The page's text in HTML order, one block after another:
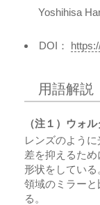
Yoshihisa
DOI：
用語解説
（注１）ウォ
レンズのよう
差を抑えるた
形状をしてい
領域のミラー
る。